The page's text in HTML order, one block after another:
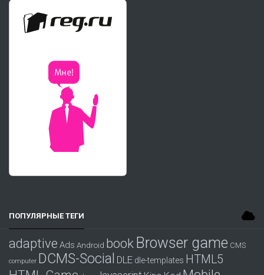
ПОПУЛЯРНЫЕ ТЕГИ
adaptive Ads Android book Browser game CMS
computer DCMS-Social DLE dle-templates HTML5